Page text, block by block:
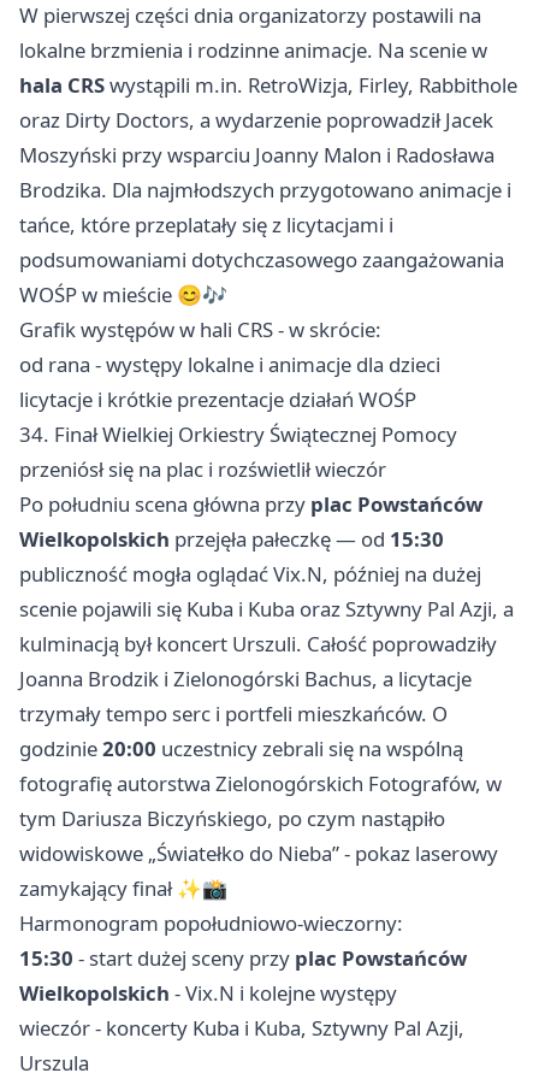
W pierwszej części dnia organizatorzy postawili na
lokalne brzmienia i rodzinne animacje. Na scenie w
hala CRSwystąpili m.in. RetroWizja, Firley, Rabbithole
oraz Dirty Doctors, a wydarzenie poprowadził Jacek
Moszyński przy wsparciu Joanny Malon i Radosława
Brodzika. Dla najmłodszych przygotowano animacje i
tańce, które przeplatały się z licytacjami i
podsumowaniami dotychczasowego zaangażowania
WOŚP w mieście 😊🎶
Grafik występów w hali CRS - w skrócie:
od rana - występy lokalne i animacje dla dzieci
licytacje i krótkie prezentacje działań WOŚP
34. Finał Wielkiej Orkiestry Świątecznej Pomocy
przeniósł się na plac i rozświetlił wieczór
Po południu scena główna przy plac Powstańców
Wielkopolskich przejęła pałeczkę — od 15:30
publiczność mogła oglądać Vix.N, później na dużej
scenie pojawili się Kuba i Kuba oraz Sztywny Pal Azji, a
kulminacją był koncert Urszuli. Całość poprowadziły
Joanna Brodzik i Zielonogórski Bachus, a licytacje
trzymały tempo serc i portfeli mieszkańców. O
godzinie20:00 uczestnicy zebrali się na wspólną
fotografię autorstwa Zielonogórskich Fotografów, w
tym Dariusza Biczyńskiego, po czym nastąpiło
widowiskowe „Światełko do Nieba” - pokaz laserowy
zamykający finał ✨📸
Harmonogram popołudniowo-wieczorny:
15:30 - start dużej sceny przy plac Powstańców
Wielkopolskich - Vix.N i kolejne występy
wieczór - koncerty Kuba i Kuba, Sztywny Pal Azji,
Urszula